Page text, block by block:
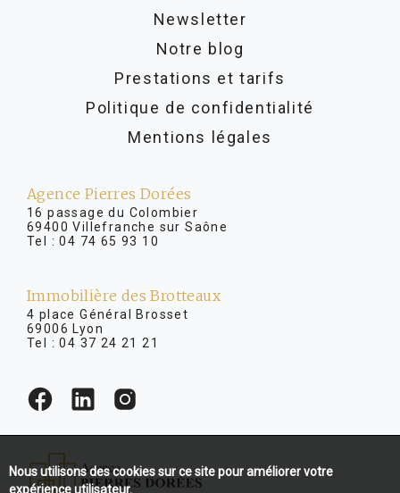
Newsletter
Notre blog
Prestations et tarifs
Politique de confidentialité
Mentions légales
Agence Pierres Dorées
16 passage du Colombier
69400 Villefranche sur Saône
Tel :04 74 65 93 10
Immobilière des Brotteaux
4 place Général Brosset
69006 Lyon
Tel :04 37 24 21 21
Nous utilisons des cookies sur ce site pour améliorer votre
expérience utilisateur.